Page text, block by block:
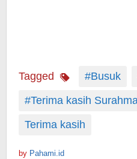
Tagged #Busuk
#Terima kasih
Terima kasih
by Pahami.id